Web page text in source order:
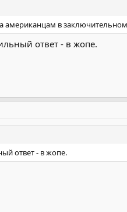
американцам в
ответ - в жопе.
ответ - в жопе.